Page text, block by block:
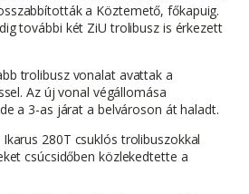
a Köztemető, főkapuig.
további két ZiU trolibusz is érkezett
trolibusz vonalat avattak a
Az új vonal végállomása
a 3-as járat a belvároson át haladt.
280T csuklós trolibuszokkal
csúcsidőben közlekedtette a